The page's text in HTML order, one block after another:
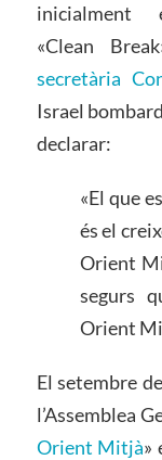
«Clean
secretària
Israel
declarar:
«El que
és el
Orient
segurs
Orient
El setembre
l’Assemblea
Orient Mitjà»